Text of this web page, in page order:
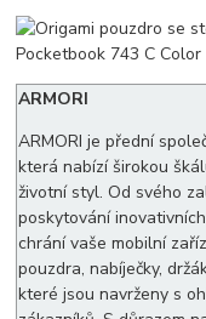
ARMORI
ARMORI je přední
která nabízí širokou
životní styl. Od svého
poskytování
chrání vaše mobilní
pouzdra, nabíječky,
které jsou navrženy s